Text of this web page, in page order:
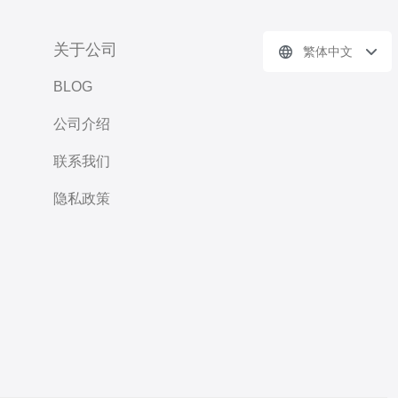
关于公司
BLOG
公司介绍
联系我们
隐私政策
繁体中文